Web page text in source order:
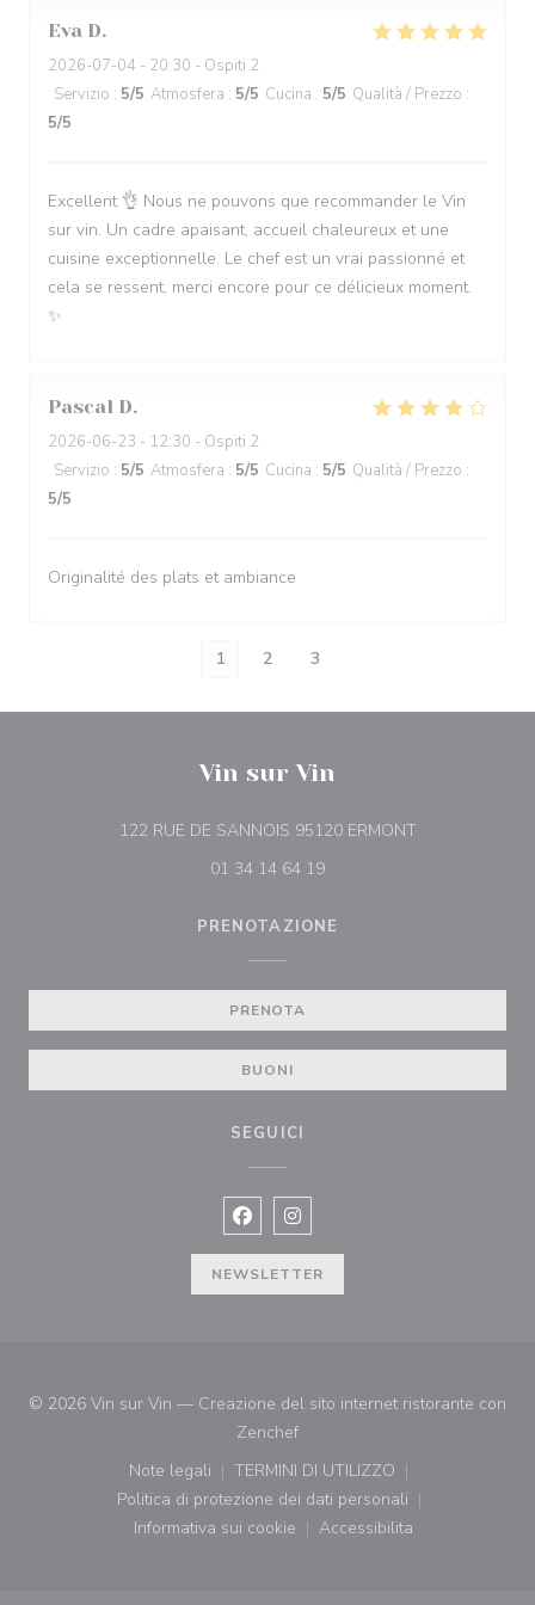
Eva D
2026-07-04 - 20:30 - Ospiti 2
Servizio : 5/5 Atmosfera : 5/5 Cucina : 5/5 Qualità / Prezzo :
5/5
Excellent 👌 Nous ne pouvons que recommander le Vin
sur vin. Un cadre apaisant, accueil chaleureux et une
cuisine exceptionnelle. Le chef est un vrai passionné et
cela se ressent, merci encore pour ce délicieux moment.
✨
Pascal D
2026-06-23 - 12:30 - Ospiti 2
Servizio : 5/5 Atmosfera : 5/5 Cucina : 5/5 Qualità / Prezzo :
5/5
Originalité des plats et ambiance
1 2 3
Vin sur Vin
122 RUE DE SANNOIS 95120 ERMONT((apre una
01 34 14 64 19
PRENOTAZIONE
PRENOTA
BUONI
SEGUICI
Facebook ((apre una nuova
Instagram ((apre una nuova
NEWSLETTER
© 2026 Vin sur Vin — Creazione del sito internet ristorante con
Zenchef((apre una nuova finestra))
Note legali
((apre una nuova finestra))
TERMINI DI UTILIZZO
((apre una nuova finestra))
Politica di protezione dei dati personali
((apre una nuova finestra))
Informativa sui cookie
((apre una nuova finestra))
Accessibilita
((apre una nuova